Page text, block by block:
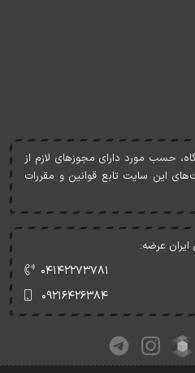
حسب مورد دارای مجوزهای لازم از
اين سايت تابع قوانين و مقررات
ایران عرضه:
۰۴۱۴۲۲۷۳۷۸۱
۰۹۲۱۶۴۲۶۳۸۴